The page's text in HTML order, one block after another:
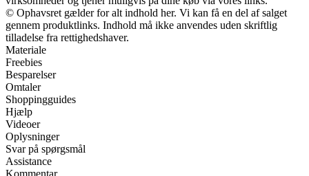
© Ophavsret gælder for alt indhold her. Vi kan få en del af salget
gennem produktlinks. Indhold må ikke anvendes uden skriftlig
tilladelse fra rettighedshaver.
Materiale
Freebies
Besparelser
Omtaler
Shoppingguides
Hjælp
Videoer
Oplysninger
Svar på spørgsmål
Assistance
Kommentar